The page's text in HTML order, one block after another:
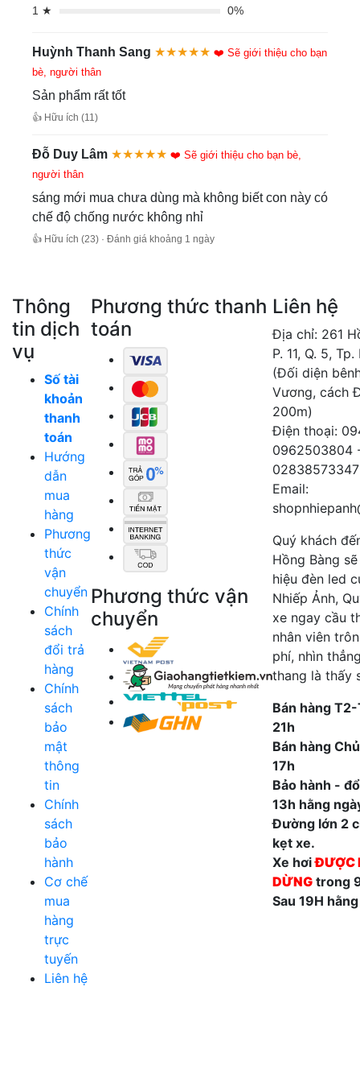
1 ★ 0%
Huỳnh Thanh Sang ★★★★★ ❤️ Sẽ giới thiệu cho bạn
bè, người thân
Sản phẩm rất tốt
👍 Hữu ích (11)
Đỗ Duy Lâm ★★★★★ ❤️ Sẽ giới thiệu cho bạn bè,
người thân
sáng mới mua chưa dùng mà không biết con này có
chế độ chống nước không nhỉ
👍 Hữu ích (23) · Đánh giá khoảng 1 ngày
Thông
tin dịch
vụ
Số tài
khoản
thanh
toán
Hướng
dẫn
mua
hàng
Phương
thức
vận
chuyển
Chính
sách
đổi trả
hàng
Chính
sách
bảo
mật
thông
tin
Chính
sách
bảo
hành
Cơ chế
mua
hàng
trực
tuyến
Liên hệ
Phương thức thanh
toán
Phương thức vận
chuyển
Liên hệ
Địa chỉ: 261
P. 11, Q. 5,
(Đối diện
Vương, cách
200m)
Điện thoại:
0962503804
02838573347
Email:
Quý khách
Hồng Bàng
hiệu đèn led
Nhiếp Ảnh,
xe ngay cầu
nhân viên
phí, nhìn
thang là thấy
Bán hàng
21h
Bán hàng
17h
Bảo hành -
13h hằng
Đường lớn 2
kẹt xe.
Xe hơiĐƯỢC
DỪNG trong
Sau 19H